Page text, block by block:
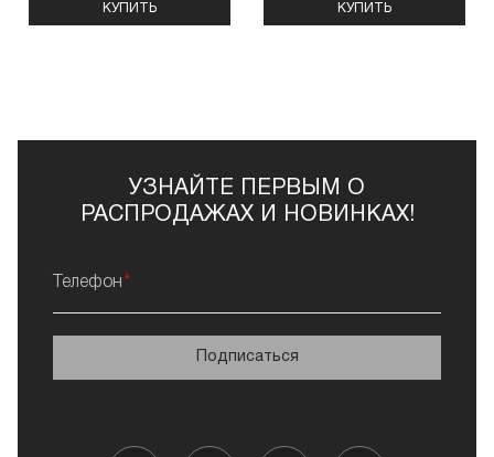
КУПИТЬ КУПИТЬ
УЗНАЙТЕ ПЕРВЫМ О
РАСПРОДАЖАХ И НОВИНКАХ!
Телефон
Подписаться